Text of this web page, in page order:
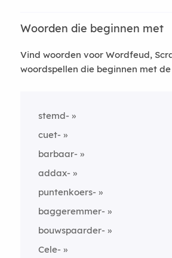
Woorden die beginnen met
Vind woorden voor Wordfeud,
woordspellen die beginnen met
stemd-
cuet-
barbaar-
addax-
puntenkoers-
baggeremmer-
bouwspaarder-
Cele-